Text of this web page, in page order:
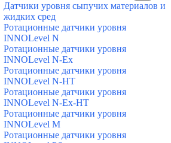
Датчики уровня сыпучих материалов и
жидких сред
Ротационные датчики уровня
INNOLevel N
Ротационные датчики уровня
INNOLevel N-Ex
Ротационные датчики уровня
INNOLevel N-HT
Ротационные датчики уровня
INNOLevel N-Ex-HT
Ротационные датчики уровня
INNOLevel M
Ротационные датчики уровня